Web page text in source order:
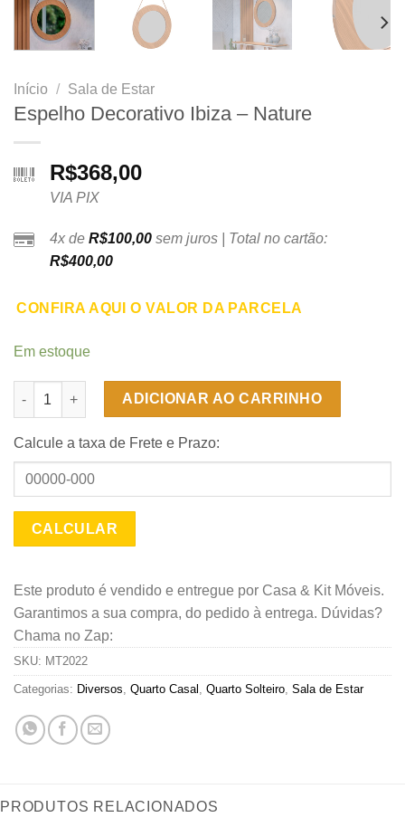
Início / Sala de Estar
Espelho Decorativo Ibiza – Nature
R$368,00
VIA PIX
4x de R$100,00 sem juros | Total no cartão:
R$400,00
CONFIRA AQUI O VALOR DA PARCELA
Em estoque
Espelho Decorativo Ibiza - Nature quantidade
ADICIONAR AO CARRINHO
Calcule a taxa de Frete e Prazo:
Este produto é vendido e entregue por Casa & Kit Móveis.
Garantimos a sua compra, do pedido à entrega. Dúvidas?
Chama no Zap:
SKU: MT2022
Categorias: Diversos, Quarto Casal , Quarto Solteiro, Sala de Estar
PRODUTOS RELACIONADOS